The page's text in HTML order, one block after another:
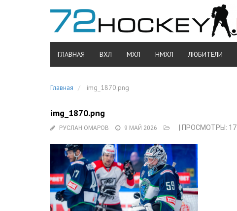
ГЛАВНАЯ ВХЛ МХЛ НМХЛ ЛЮБИТЕЛИ
Главная img_1870.png
img_1870.png
РУСЛАН ОМАРОВ 9 МАЙ 2026 | ПРОСМОТРЫ: 17